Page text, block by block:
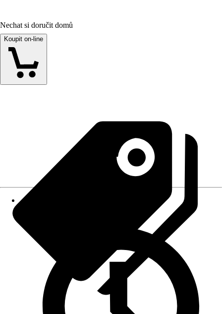
Nechat si doručit domů
Koupit on-line